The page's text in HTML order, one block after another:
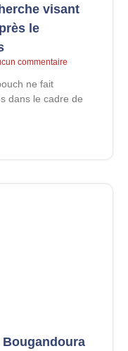
visant
le
commentaire
ne fait
dans le cadre de